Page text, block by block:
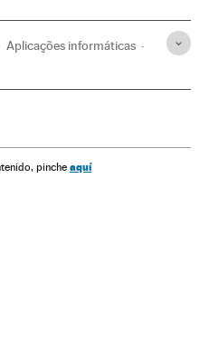
Aplicações informáticas
pinche aquí